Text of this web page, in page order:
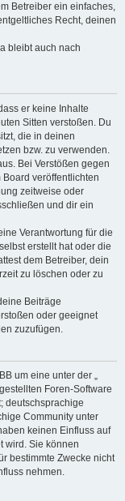
Betreiber ein einfaches,
Recht, deinen
bleibt auch nach
er keine Inhalte
Sitten verstoßen. Du
die in deinen
bzw. zu verwenden.
Bei Verstößen gegen
veröffentlichten
zeitweise oder
und dir ein
Verantwortung für die
erstellt hat oder die
dem Betreiber, dein
zu löschen oder zu
Beiträge
oder geeignet
zuzufügen.
um eine unter der „
Foren-Software
deutschsprachige
Community unter
keinen Einfluss auf
wird. Sie können
bestimmte Zwecke nicht
nehmen.